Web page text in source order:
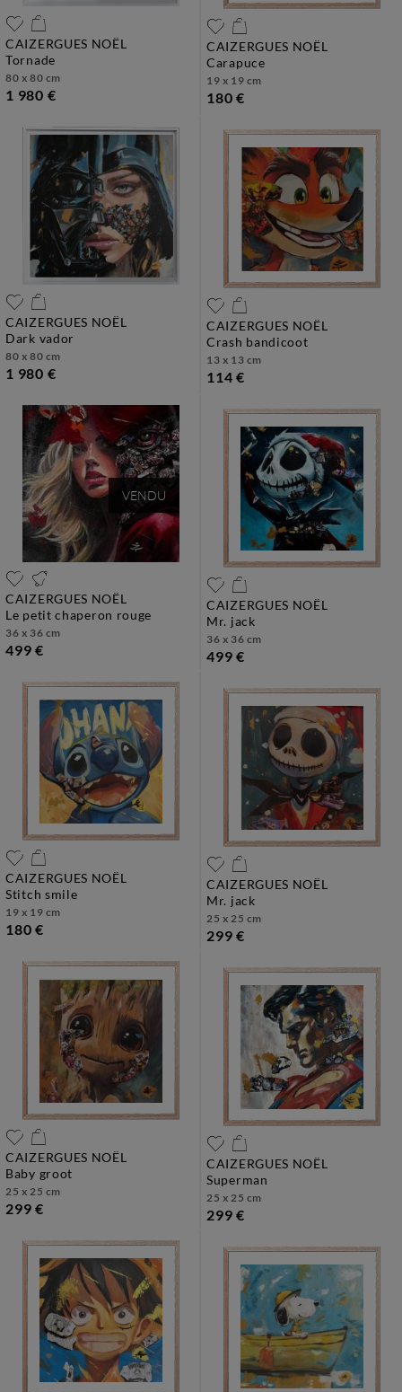
CAIZERGUES NOËL
tornade
80 x 80 cm
1 980 €
CAIZERGUES NOËL
carapuce
19 x 19 cm
180 €
CAIZERGUES NOËL
dark vador
80 x 80 cm
1 980 €
CAIZERGUES NOËL
crash bandicoot
13 x 13 cm
114 €
VENDU
CAIZERGUES NOËL
le petit chaperon rouge
36 x 36 cm
499 €
CAIZERGUES NOËL
mr. jack
36 x 36 cm
499 €
CAIZERGUES NOËL
stitch smile
19 x 19 cm
180 €
CAIZERGUES NOËL
mr. jack
25 x 25 cm
299 €
CAIZERGUES NOËL
baby groot
25 x 25 cm
299 €
CAIZERGUES NOËL
superman
25 x 25 cm
299 €